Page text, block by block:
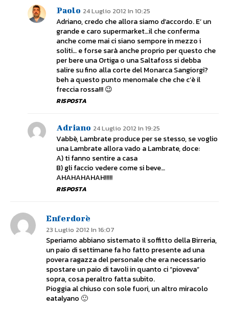
Paolo 24 Luglio 2012 In 10:25
Adriano, credo che allora siamo d’accordo. E’ un
grande e caro supermarket…il che conferma
anche come mai ci siano sempore in mezzo i
soliti… e forse sarà anche proprio per questo che
per bere una Ortiga o una Saltafoss si debba
salire su fino alla corte del Monarca Sangiorgi?
beh a questo punto menomale che che c’è il
freccia rossa!!! 😉
RISPOSTA
Adriano 24 Luglio 2012 In 19:25
Vabbè, Lambrate produce per se stesso, se voglio
una Lambrate allora vado a Lambrate, doce:
A) ti fanno sentire a casa
B) gli faccio vedere come si beve…
AHAHAHAHAH!!!!!
RISPOSTA
Enferdorè
23 Luglio 2012 In 16:07
Speriamo abbiano sistemato il soffitto della Birreria,
un paio di settimane fa ho fatto presente ad una
povera ragazza del personale che era necessario
spostare un paio di tavoli in quanto ci “pioveva”
sopra, cosa peraltro fatta subito.
Pioggia al chiuso con sole fuori, un altro miracolo
eatalyano 🙂